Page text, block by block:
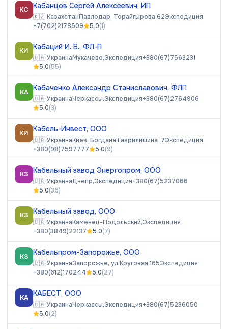
КС Кабанцов Сергей Алексеевич, ИП
🇰🇿КазахстанПавлодар, Торайгырова 62Экспедиция
+7(702)2178509
5.0(1)
КИ Кабаций И. В., ФЛ-П
🇺🇦УкраинаМукачево,Экспедиция+380(67)7563231
5.0(55)
КА Кабаченко Александр Станиславович, ФЛП
🇺🇦УкраинаЧеркассы,Экспедиция+380(67)2764906
5.0(3)
КИ Кабель-Инвест, ООО
🇺🇦УкраинаКиев, Богдана Гаврилишина ,7Экспедиция
+380(98)7597777
5.0(9)
КЗ Кабельный завод Энергопром, ООО
🇺🇦УкраинаДнепр,Экспедиция+380(67)5237066
5.0(36)
КЗ Кабельный завод, ООО
🇺🇦УкраинаКаменец-Подольский,Экспедиция
+380(3849)22137
5.0(7)
КЗ Кабельпром-Запорожье, ООО
🇺🇦УкраинаЗапорожье, ул.Круговая,165Экспедиция
+380(612)170244
5.0(27)
КА КАБЕСТ, ООО
🇺🇦УкраинаЧеркассы,Экспедиция+380(67)5236050
5.0(2)